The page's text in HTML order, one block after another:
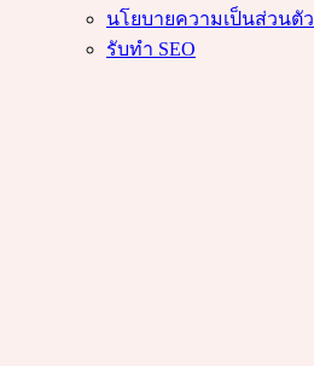
นโยบายความเป็นส่วนตัว
รับทำ SEO